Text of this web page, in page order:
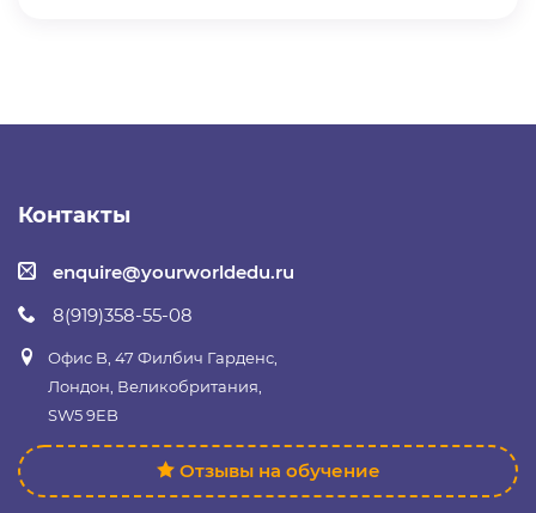
Контакты
enquire@yourworldedu.ru
8(919)358-55-08
Офис B, 47 Филбич Гарденс,
Лондон, Великобритания,
SW5 9EB
Отзывы на обучение